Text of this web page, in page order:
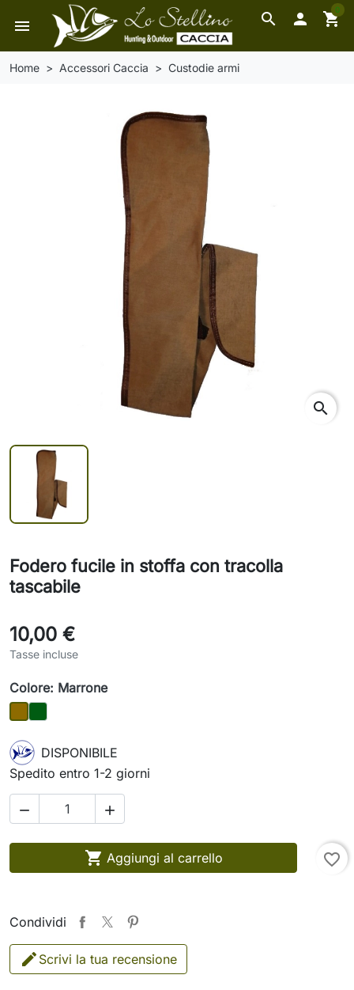
search
menu  shopping_cart
0
Home Accessori Caccia Custodie armi
search
Fodero fucile in stoffa con tracolla
tascabile
10,00 €
Tasse incluse
Colore: Marrone
Marrone
Verde scuro
DISPONIBILE
Spedito entro 1-2 giorni
 
 Aggiungi al carrello favorite_border
Condividi
Scrivi la tua recensione